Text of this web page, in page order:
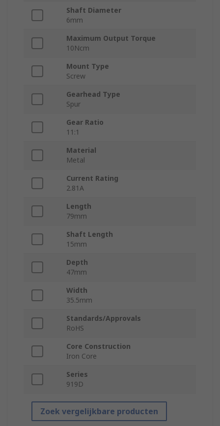
Shaft Diameter
6mm
Maximum Output Torque
10Ncm
Mount Type
Screw
Gearhead Type
Spur
Gear Ratio
11:1
Material
Metal
Current Rating
2.81A
Length
79mm
Shaft Length
15mm
Depth
47mm
Width
35.5mm
Standards/Approvals
RoHS
Core Construction
Iron Core
Series
919D
Zoek vergelijkbare producten